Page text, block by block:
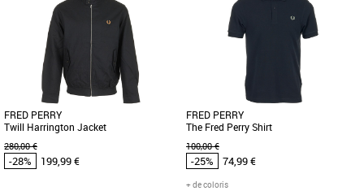
Vêtements pas cher et Promos
Barbour est un expert en matière de
classiques et cette chemise en est
l'illustration. Coupée en [...]
Vêtements pas cher et Promos
Vêtements
La Fred Perry The Brentham Jacket est
une veste légère et élégante, parfaite
pour accompagner vos [...]
FRED PERRY
Twill Harrington Jacket
280,00 €
-28% 199,99 €
FRED PERRY
The Fred Perry Shirt
100,00 €
-25% 74,99 €
+ de coloris